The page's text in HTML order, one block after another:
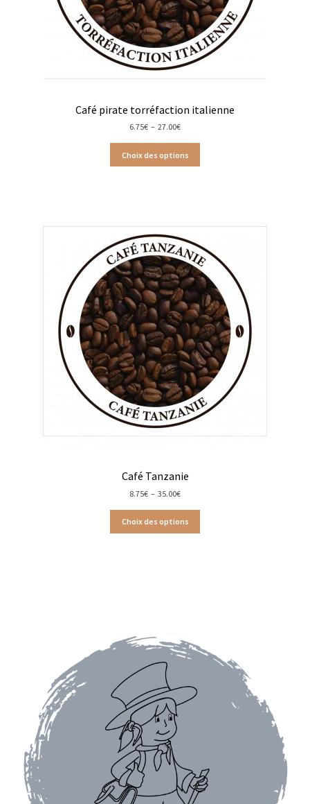
Moulins à poivre
Boissons sans alcools
Waterdrop
Gourmandises salées
Biscuits de chambord
Gâteaux apéritif
Insectes comestibles
Poissons
Préparations repas
Biscuits gourmands
Dragées au chocolat
Tablettes et barres chocolatées
Barres chocolatées
Tablettes de chocolat
Café pirate torréfaction italienne
6.75€ – 27.00€Plage
prix :
6.75€
à
Choix des options
Café Tanzanie
8.75€ – 35.00€Plage
prix :
8.75€
à
Choix des options